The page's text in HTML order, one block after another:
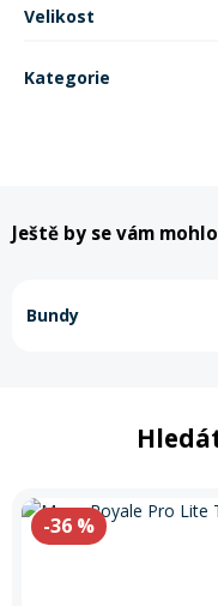
Velikost
Kategorie
Ještě by se vám
Bundy
-36 %